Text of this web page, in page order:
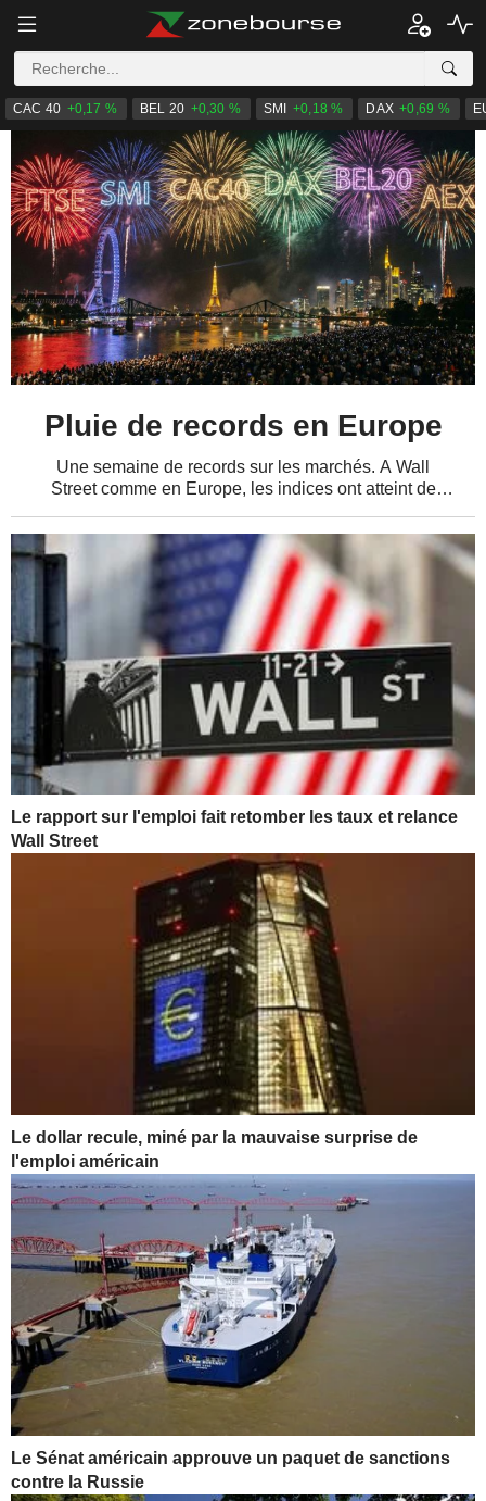
CAC 40 +0,17 % BEL 20 +0,30 % SMI +0,18 % DAX +0,69 %
Le rapport sur l'emploi fait retomber les taux et relance
Wall Street
Le dollar recule, miné par la mauvaise surprise de
l'emploi américain
Pluie de records en Europe
Une semaine de records sur les marchés. A Wall
Street comme en Europe, les indices ont atteint de
d'entreprises et une relative détente de la...
Le Sénat américain approuve un paquet de sanctions
contre la Russie